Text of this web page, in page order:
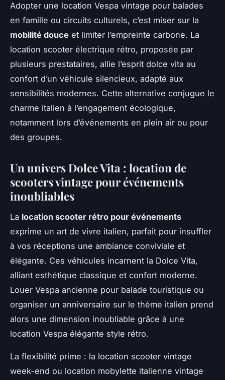
Adopter une location Vespa vintage pour balades
en famille ou circuits culturels, c’est miser sur la
mobilité douce et limiter l’empreinte carbone. La
location scooter électrique rétro, proposée par
plusieurs prestataires, allie l’esprit dolce vita au
confort d’un véhicule silencieux, adapté aux
sensibilités modernes. Cette alternative conjugue le
charme italien à l’engagement écologique,
notamment lors d’événements en plein air ou pour
des groupes.
Un univers Dolce Vita : location de
scooters vintage pour événements
inoubliables
La location scooter rétro pour événements
exprime un art de vivre italien, parfait pour insuffler
à vos réceptions une ambiance conviviale et
élégante. Ces véhicules incarnent la Dolce Vita,
alliant esthétique classique et confort moderne.
Louer Vespa ancienne pour balade touristique ou
organiser un anniversaire sur le thème italien prend
alors une dimension inoubliable grâce à une
location Vespa élégante style rétro.
La flexibilité prime : la location scooter vintage
week-end ou location mobylette italienne vintage